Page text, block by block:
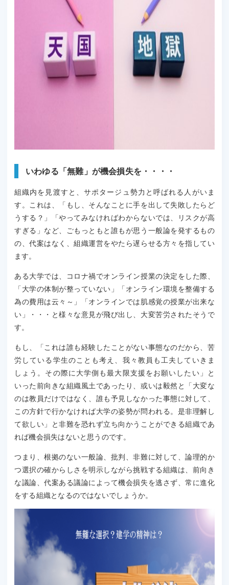
いわゆる「無難」が機会損失を・・・・
組織内を見渡すと、サポタージュ勢力と呼ばれる人がいま
す。これは、「もし、そんなことに手を出して失敗したらど
うする？」「やってみなければわからないでは、リスクが高
すぎる」など、ごもっともと誰もが思う一般論を発するもの
の、代案はなく、組織運営をやたら遅らせる方々を指してい
ます。
ある大学では、コロナ禍でオンライン授業の決定をした際、
「大学の体制が整っていない」「オンライン環境を整備する
為の費用は云々～」「オンラインでは肌感覚の授業が出来な
い」・・・と様々な意見が飛び出し、大変苦労されたそうで
す。
もし、「これは誰も経験したことがない事態なのだから、苦
労している学生のことも考え、我々教員も工夫していきま
しょう。その際に大学側も最大限支援をお願いしたい」と
いった前向きな組織風土であったり、或いは毅然と「大変な
のは教員だけではなく、誰も予見しなかった事態に対して、
この方針で行かなければ大学の姿勢が問われる。是非理解し
て欲しい」と非難を恐れず立ち向かうことができる組織であ
れば機会損失はないと思うのです。
つまり、根拠のない一般論、批判、非難に対して、論理的か
つ選択の確からしさを明示しながら挑戦する組織は、前向き
な議論、代案ある議論によって機会損失を逃さず、常に進化
をする組織となるのではないでしょうか。